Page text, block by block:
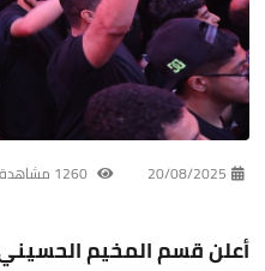
20/08/2025
أعلن قسم المخيم